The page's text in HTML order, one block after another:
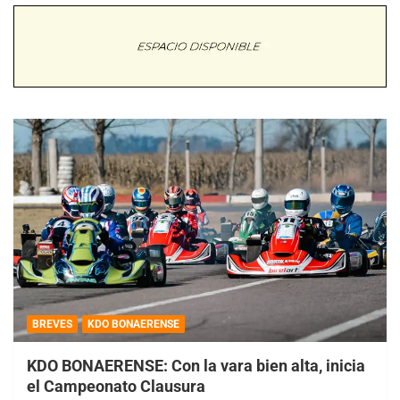
BREVES KDO BONAERENSE
KDO BONAERENSE: Con la vara bien alta, inicia
el Campeonato Clausura